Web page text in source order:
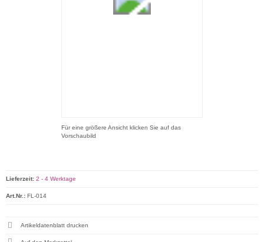
Für eine größere Ansicht klicken Sie auf das
Vorschaubild
Lieferzeit: 2 - 4 Werktage
Art.Nr.: FL-014
Artikeldatenblatt drucken